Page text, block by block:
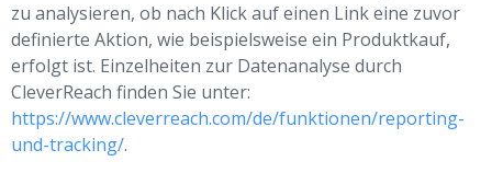
zu analysieren, ob nach Klick auf einen Link eine zuvor
definierte Aktion, wie beispielsweise ein Produktkauf,
erfolgt ist. Einzelheiten zur Datenanalyse durch
CleverReach finden Sie unter:
https://www.cleverreach.com/de/funktionen/reporting-
und-tracking/.